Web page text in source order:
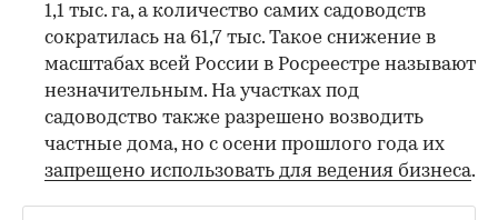
1,1 тыс. га, а количество самих садоводств
сократилась на 61,7 тыс. Такое снижение в
масштабах всей России в Росреестре называют
незначительным. На участках под
садоводство также разрешено возводить
частные дома, но с осени прошлого года их
запрещено использовать для ведения бизнеса.